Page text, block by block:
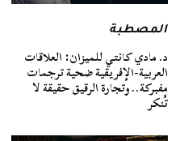
المصطبة
د. مادي كانتي للميزان: العلاقات
العربية-الإفريقية ضحية ترجمات
مفبركة.. وتجارة الرقيق حقيقة لا
تُنكر